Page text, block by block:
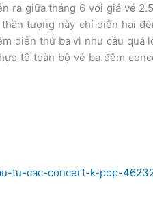
ra giữa tháng 6 với giá vé
tượng này chỉ diễn hai
diễn thứ ba vì nhu cầu quá
tế toàn bộ vé ba đêm
tu-cac-concert-k-pop-